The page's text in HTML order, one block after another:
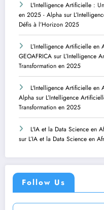
L'Intelligence Artificielle :
en 2025 - Alpha sur
Défis à l’Horizon 2025
L’Intelligence Artificielle en
GEOAFRICA sur L’Intelligence
Transformation en 2025
L'Intelligence Artificielle en
Alpha sur L’Intelligence
Transformation en 2025
L'IA et la Data Science en
sur L’IA et la Data Science en
Follow Us